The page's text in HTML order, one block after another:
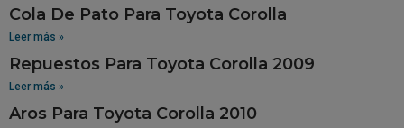
Cola De Pato Para Toyota Corolla
Leer más »
Repuestos Para Toyota Corolla 2009
Leer más »
Aros Para Toyota Corolla 2010